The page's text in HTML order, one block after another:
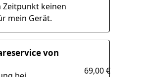
Zeitpunkt keinen
mein Gerät.
von
69,00 €